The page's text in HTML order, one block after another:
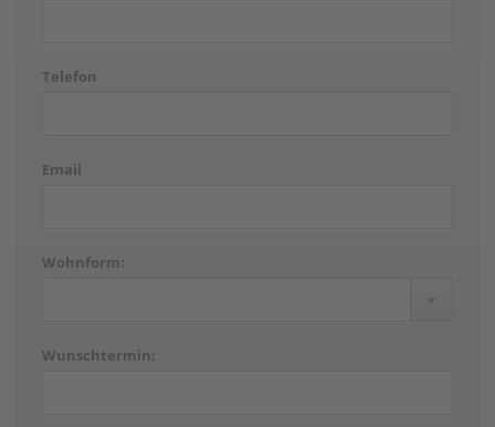
Telefon
Email
Wohnform:
Wunschtermin: